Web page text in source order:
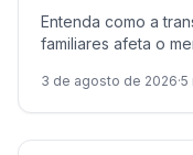
Entenda como a
familiares afeta o
atentos.
3 de agosto de 2026·5